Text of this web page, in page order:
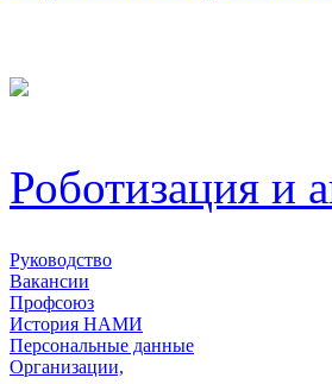
Роботизация и
Руководство
Вакансии
Профсоюз
История НАМИ
Персональные данные
Организации,